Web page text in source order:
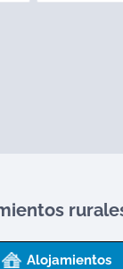
Alojamientos